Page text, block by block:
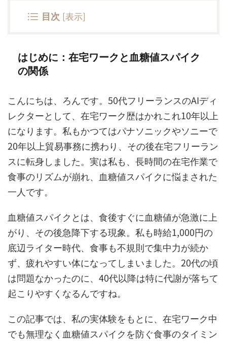
目次 [表示]
はじめに：在宅ワークと血糖値スパイク
の関係
こんにちは、ろんです。50代フリーランスのAIディ
レクターとして、在宅ワーク歴はかれこれ10年以上
になります。私もかつてはパナソニックやソニーで
20年以上貿易事務に携わり、その後在宅フリーラン
スに転身しました。実は私も、長時間の在宅作業で
食事のリズムが崩れ、血糖値スパイクに悩まされた
一人です。
血糖値スパイクとは、食後すぐに血糖値が急激に上
がり、その後急降下する現象。私も時給1,000円の
底辺ライター時代、食事も不規則で集中力が続か
ず、疲れやすい体になってしまいました。20代の頃
は問題なかったのに、40代以降は特に代謝が落ちて
起こりやすくなるんですね。
この記事では、私の実体験をもとに、在宅ワーク中
でも無理なく血糖値スパイクを防ぐ食事のタイミン